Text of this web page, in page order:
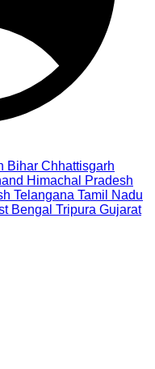
Bihar Chhattisgarh
Himachal Pradesh
Telangana Tamil Nadu
Bengal Tripura Gujarat